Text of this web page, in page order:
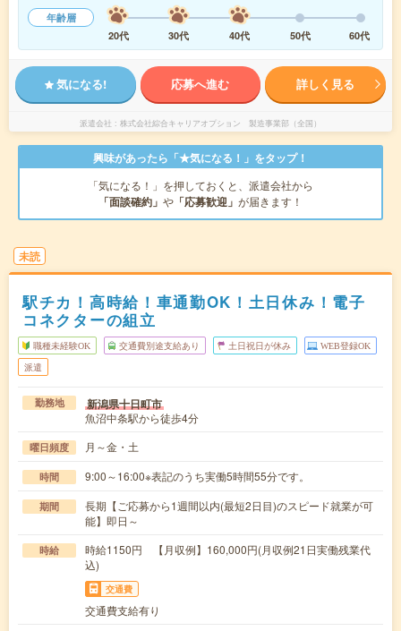
年齢層
20代
30代 40代 50代 60代
気になる! 応募へ進む 詳しく見る
派遣会社 株式会社綜合キャリアオプション 製造事業部（全国）
興味があったら「★気になる！」をタップ！
「気になる！」を押しておくと、派遣会社から
「面談確約」 や 「応募歓迎」 が届きます！
未読
駅チカ！高時給！車通勤OK！土日休み！電子
コネクターの組立
職種未経験OK 交通費別途支給あり 土日祝日が休み WEB登録OK
派遣
勤務地 新潟県十日町市
魚沼中条駅から徒歩4分
曜日頻度 月～金・土
時間 9:00～16:00※表記のうち実働5時間55分です。
期間
長期【ご応募から1週間以内(最短2日目)のスピード就業が可
能】即日～
時給
時給1150円 【月収例】160,000円(月収例21日実働残業代
込)
交通費
交通費支給有り